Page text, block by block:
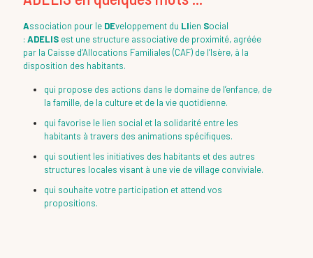
Association pour le DEveloppement du LIien Social
: ADELIS est une structure associative de proximité, agréée
par la Caisse d’Allocations Familiales (CAF) de l’Isère, à la
disposition des habitants.
qui propose des actions dans le domaine de l’enfance, de
la famille, de la culture et de la vie quotidienne.
qui favorise le lien social et la solidarité entre les
habitants à travers des animations spécifiques.
qui soutient les initiatives des habitants et des autres
structures locales visant à une vie de village conviviale.
qui souhaite votre participation et attend vos
propositions.